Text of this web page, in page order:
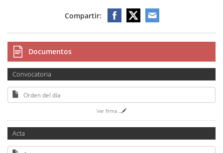
Compartir:
Documentos
Convocatoria
Orden del día
Ver firma
Acta